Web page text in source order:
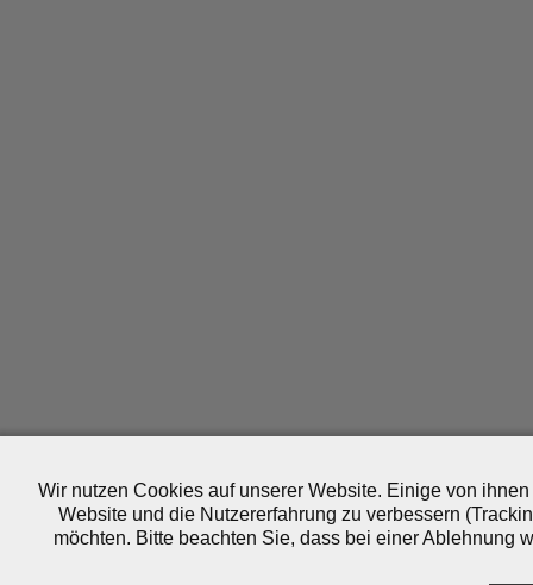
Wir nutzen Cookies auf unserer Website. Einige von
Website und die Nutzererfahrung zu verbessern
möchten. Bitte beachten Sie, dass bei einer Ablehnung